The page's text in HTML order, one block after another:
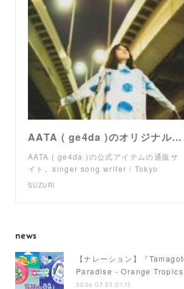
AATA ( ge4da )のオリジナルアイテム通販 ∞ SUZURI（スズリ）
AATA ( ge4da )の公式アイテムの通販サ
イト。singer song writer / Tokyo
SUZURI
news
【ナレーション】『
Paradise - Orange Tropics
2026.07.23 01:15